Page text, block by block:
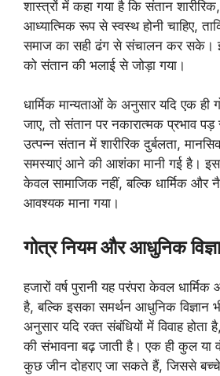
शास्त्रों में कहा गया है कि संतान
आध्यात्मिक रूप से स्वस्थ होनी चाहिए,
समाज का सही ढंग से संचालन कर सके।
को संतान की भलाई से जोड़ा गया।
धार्मिक मान्यताओं के अनुसार यदि एक ही
जाए, तो संतान पर नकारात्मक प्रभाव
उत्पन्न संतान में शारीरिक दुर्बलता,
समस्याएं आने की आशंका मानी गई है।
केवल सामाजिक नहीं, बल्कि धार्मिक और
आवश्यक माना गया।
गोत्र नियम और आधुनिक
हजारों वर्ष पुरानी यह परंपरा केवल
है, बल्कि इसका समर्थन आधुनिक विज्ञान
अनुसार यदि रक्त संबंधियों में विवाह होता
की संभावना बढ़ जाती है। एक ही कुल या
कुछ जीन दोहराए जा सकते हैं, जिससे